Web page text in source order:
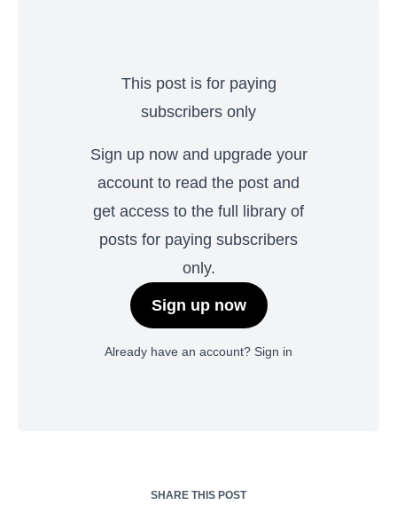
This post is for paying
subscribers only
Sign up now and upgrade your
account to read the post and
get access to the full library of
posts for paying subscribers
only.
Sign up now
Already have an account? Sign in
SHARE THIS POST